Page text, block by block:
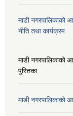
माडी नगरपालिकाको
नीति तथा कार्यक्रम
माडी नगरपालिकाको
पुस्तिका
माडी नगरपालिकाको